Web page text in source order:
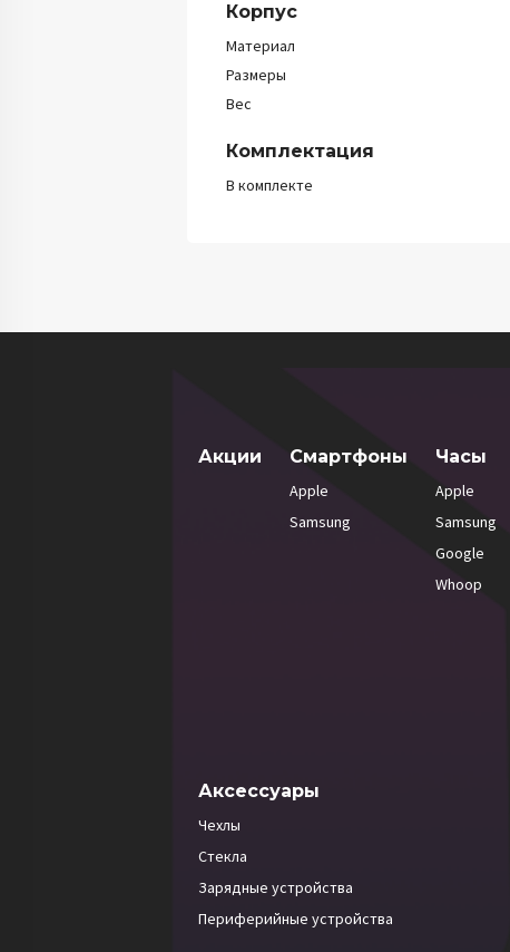
Корпус
Материал
Размеры
Вес
Комплектация
В комплекте
Акции Смартфоны
Apple
Samsung
Часы
Apple
Samsung
Google
Whoop
Аксессуары
Чехлы
Стекла
Зарядные устройства
Периферийные устройства